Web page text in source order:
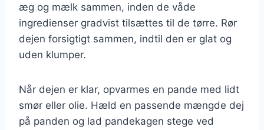
æg og mælk sammen, inden de våde
ingredienser gradvist tilsættes til de tørre. Rør
dejen forsigtigt sammen, indtil den er glat og
uden klumper.
Når dejen er klar, opvarmes en pande med lidt
smør eller olie. Hæld en passende mængde dej
på panden og lad pandekagen stege ved